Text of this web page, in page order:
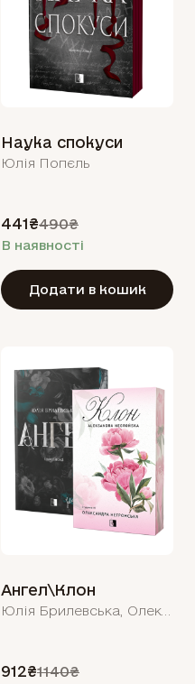
Наука спокуси
Юлія Попєль
441₴490₴
В наявності
Додати в кошик
Ангел\Клон
Юлія Брилевська, Олександра Негронська
912₴1140₴